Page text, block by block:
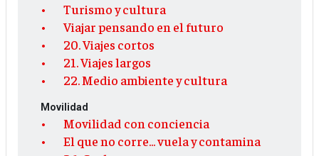
Turismo y cultura
Viajar pensando en el futuro
20. Viajes cortos
21. Viajes largos
22. Medio ambiente y cultura
Movilidad
Movilidad con conciencia
El que no corre... vuela y contamina